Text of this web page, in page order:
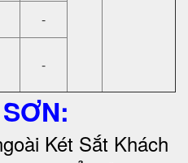
-
-
Két Sắt Khách